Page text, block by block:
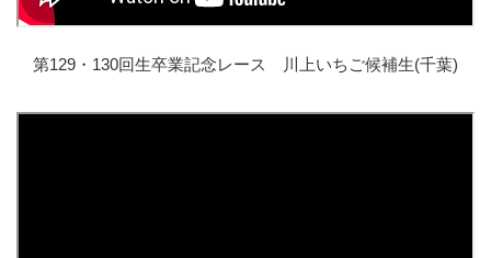
第129・130回生卒業記念レース 川上いちご候補生(千葉)